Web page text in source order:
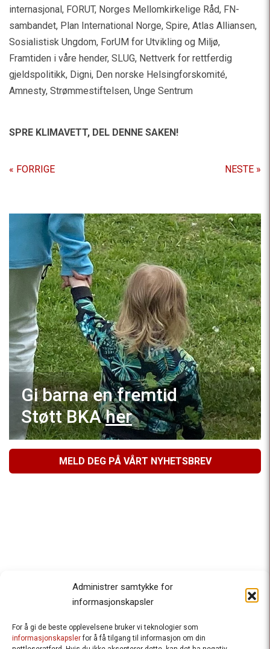
Administrer samtykke for
informasjonskapsler
For å gi de beste opplevelsene bruker vi teknologier som
informasjonskapslerfor å få tilgang til informasjon om din
internasjonal, FORUT, Norges Mellomkirkelige Råd, FN-
sambandet, Plan International Norge, Spire, Atlas Alliansen,
Sosialistisk Ungdom, ForUM for Utvikling og Miljø,
Framtiden i våre hender, SLUG, Nettverk for rettferdig
gjeldspolitikk, Digni, Den norske Helsingforskomité,
Amnesty, Strømmestiftelsen, Unge Sentrum
SPRE KLIMAVETT, DEL DENNE SAKEN!
« FORRIGE NESTE »
Gi barna en fremtid
Støtt BKAher
MELD DEG PÅ VÅRT NYHETSBREV
Besteforeldrenes klimaaksjon